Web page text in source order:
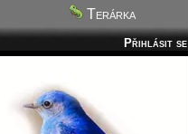
Terárka
Přihlásit se